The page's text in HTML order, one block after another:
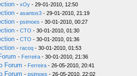
- xOy - 29-01-2010, 12:50
- asantos3 - 29-01-2010, 21:19
- psimoes - 30-01-2010, 00:27
- CTO - 30-01-2010, 01:30
- CTO - 30-01-2010, 01:36
- racoq - 30-01-2010, 01:53
- Ferreira - 30-01-2010, 21:36
Forum - Ferreira - 26-05-2010, 20:41
Forum - psimoes - 26-05-2010, 22:02